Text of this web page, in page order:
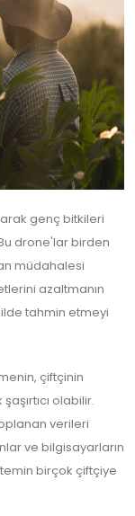
genç bitkileri
drone'lar birden
müdahalesi
azaltmanın
tahmin etmeyi
çiftçinin
olabilir.
verileri
ve bilgisayarların
birçok çiftçiye